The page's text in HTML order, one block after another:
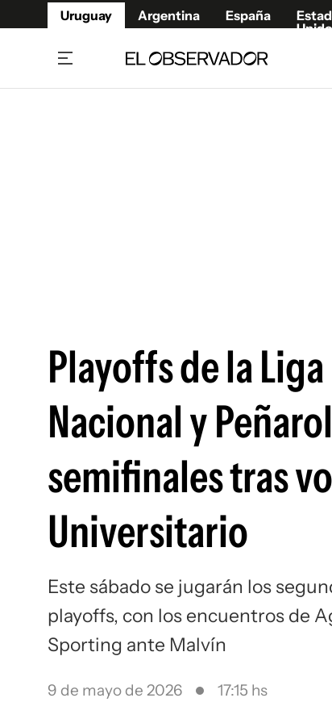
Uruguay Argentina España
Playoffs de la
Nacional y
semifinales tras
Universitario
Este sábado se jugarán los
playoffs, con los encuentros de
Sporting ante Malvín
9 de mayo de 2026 17:15 hs